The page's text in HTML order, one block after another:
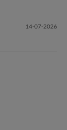
14-07-2026